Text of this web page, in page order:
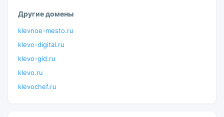
Другие домены
klevnoe-mesto.ru
klevo-digital.ru
klevo-gid.ru
klevo.ru
klevochef.ru